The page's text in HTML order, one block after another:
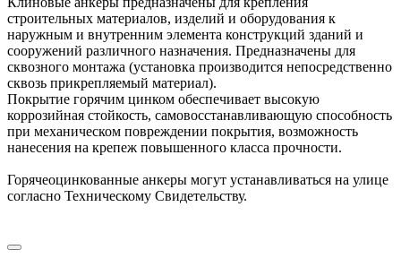
строительных материалов, изделий и оборудования к
наружным и внутренним элемента конструкций зданий и
сооружений различного назначения. Предназначены для
сквозного монтажа (установка производится непосредственно
сквозь прикрепляемый материал).
Покрытие горячим цинком обеспечивает высокую
коррозийная стойкость, самовосстанавливающую способность
при механическом повреждении покрытия, возможность
нанесения на крепеж повышенного класса прочности.
Горячеоцинкованные анкеры могут устанавливаться на улице
согласно Техническому Свидетельству.